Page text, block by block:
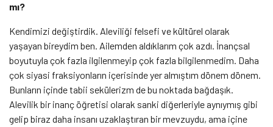
mı?
Kendimizi değiştirdik. Aleviliği felsefi ve kültürel olarak
yaşayan bireydim ben. Ailemden aldıklarım çok azdı. İnançsal
boyutuyla çok fazla ilgilenmeyip çok fazla bilgilenmedim. Daha
çok siyasi fraksiyonların içerisinde yer almıştım dönem dönem.
Bunların içinde tabii sekülerizm de bu noktada bağdaşık.
Alevilik bir inanç öğretisi olarak sanki diğerleriyle aynıymış gibi
gelip biraz daha insanı uzaklaştıran bir mevzuydu, ama içine